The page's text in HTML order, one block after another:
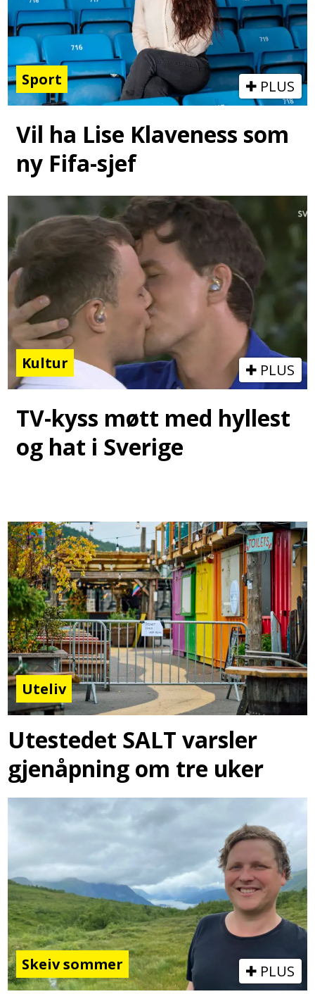
Sport PLUS
Vil ha Lise Klaveness som
ny Fifa-sjef
Kultur PLUS
TV-kyss møtt med hyllest
og hat i Sverige
Uteliv
Utestedet SALT varsler
gjenåpning om tre uker
Skeiv sommer PLUS